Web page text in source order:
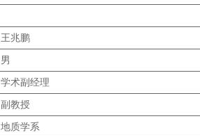
王兆鹏
男
学术副经理
副教授
地质学系